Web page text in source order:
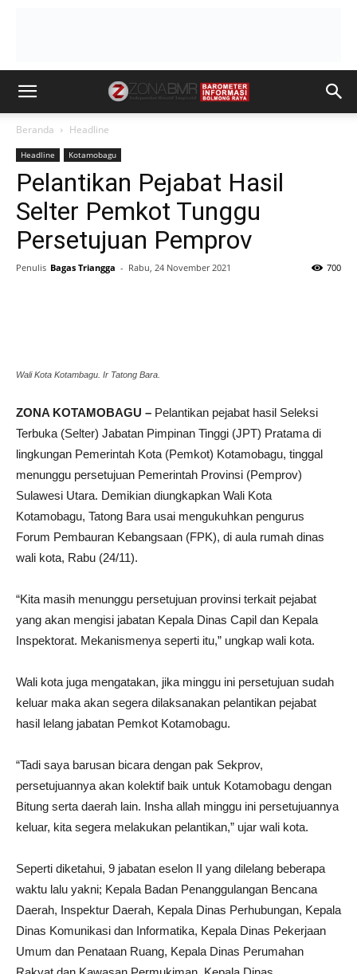
Beranda Headline
Headline Kotamobagu
Pelantikan Pejabat Hasil
Selter Pemkot Tunggu
Persetujuan Pemprov
Penulis Bagas Triangga - Rabu, 24 November 2021 700
Wali Kota Kotambagu. Ir Tatong Bara.
ZONA KOTAMOBAGU – Pelantikan pejabat hasil Seleksi
Terbuka (Selter) Jabatan Pimpinan Tinggi (JPT) Pratama di
lingkungan Pemerintah Kota (Pemkot) Kotamobagu, tinggal
menunggu persetujuan Pemerintah Provinsi (Pemprov)
Sulawesi Utara. Demikian diungkapkan Wali Kota
Kotamobagu, Tatong Bara usai mengukuhkan pengurus
Forum Pembauran Kebangsaan (FPK), di aula rumah dinas
wali kota, Rabu (24/11).
“Kita masih menunggu persetujuan provinsi terkait pejabat
yang akan mengisi jabatan Kepala Dinas Capil dan Kepala
Inspektorat. Mekanismenya seperti itu,” ungkap wali kota.
Wali kota juga mengatakan, jika minggu ini persetujuan sudah
keluar maka akan segera dilaksanakan pelantikan pejabat
hasil lelang jabatan Pemkot Kotamobagu.
“Tadi saya barusan bicara dengan pak Sekprov,
persetujuannya akan kolektif baik untuk Kotamobagu dengan
Bitung serta daerah lain. Insha allah minggu ini persetujuannya
keluar, kita segera melakukan pelantikan,” ujar wali kota.
Seperti diketahui, 9 jabatan eselon II yang dilelang beberapa
waktu lalu yakni; Kepala Badan Penanggulangan Bencana
Daerah, Inspektur Daerah, Kepala Dinas Perhubungan, Kepala
Dinas Komunikasi dan Informatika, Kepala Dinas Pekerjaan
Umum dan Penataan Ruang, Kepala Dinas Perumahan